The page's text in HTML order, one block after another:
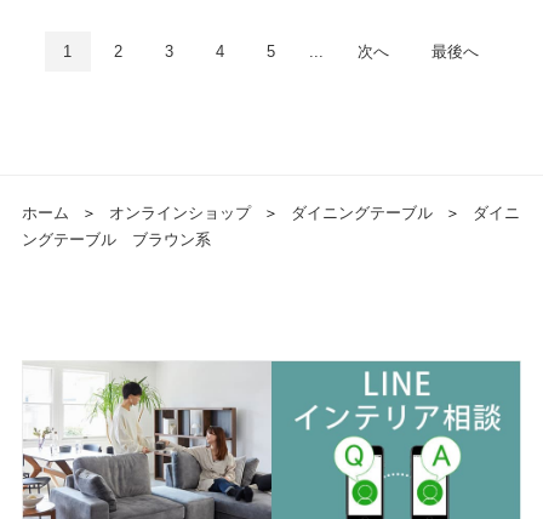
1 2 3 4 5 次へ 最後へ
ホーム ＞ オンラインショップ ＞ ダイニングテーブル ＞
ダイニ
ングテーブル ブラウン系